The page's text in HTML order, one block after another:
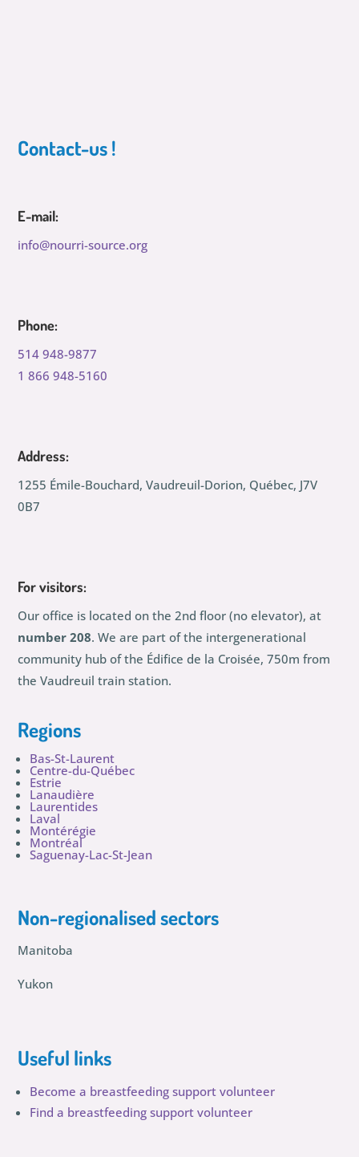
Contact-us !
E-mail:
info@nourri-source.org
Phone:
514 948-9877
1 866 948-5160
Address:
1255 Émile-Bouchard, Vaudreuil-Dorion, Québec, J7V
0B7
For visitors:
Our office is located on the 2nd floor (no elevator), at
number 208. We are part of the intergenerational
community hub of the Édifice de la Croisée, 750m from
the Vaudreuil train station.
Regions
Bas-St-Laurent
Centre-du-Québec
Estrie
Lanaudière
Laurentides
Laval
Montérégie
Montréal
Saguenay-Lac-St-Jean
Non-regionalised sectors
Manitoba
Yukon
Useful links
Become a breastfeeding support volunteer
Find a breastfeeding support volunteer